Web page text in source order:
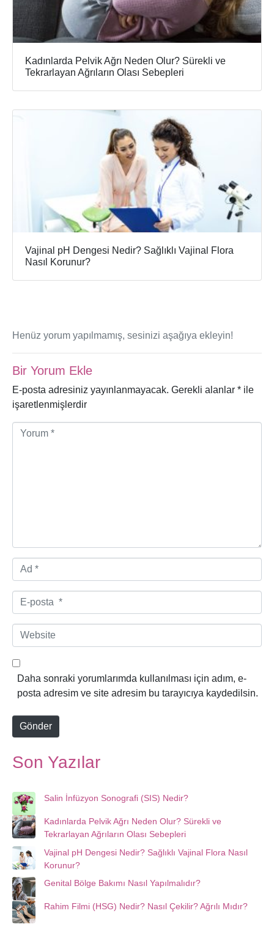
Kadınlarda Pelvik Ağrı Neden Olur? Sürekli ve
Tekrarlayan Ağrıların Olası Sebepleri
Vajinal pH Dengesi Nedir? Sağlıklı Vajinal Flora
Nasıl Korunur?
Henüz yorum yapılmamış, sesinizi aşağıya ekleyin!
Bir Yorum Ekle
E-posta adresiniz yayınlanmayacak. Gerekli alanlar * ile
işaretlenmişlerdir
d
*
-
p
t
W
e
b
e
Daha sonraki yorumlarımda kullanılması için adım, e-
posta adresim ve site adresim bu tarayıcıya kaydedilsin.
Gönder
Son Yazılar
Salin İnfüzyon Sonografi (SIS) Nedir?
Kadınlarda Pelvik Ağrı Neden Olur? Sürekli ve
Tekrarlayan Ağrıların Olası Sebepleri
Vajinal pH Dengesi Nedir? Sağlıklı Vajinal Flora Nasıl
Korunur?
Genital Bölge Bakımı Nasıl Yapılmalıdır?
Rahim Filmi (HSG) Nedir? Nasıl Çekilir? Ağrılı Mıdır?